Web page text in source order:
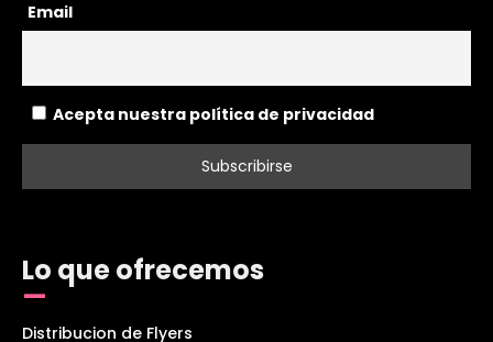
Email
Acepta nuestra política de privacidad
Lo que ofrecemos
Distribucion de Flyers